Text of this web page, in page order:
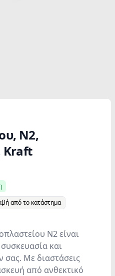
N2,
Kraft
από το κατάστημα
N2 είναι
και
Με διαστάσεις
από ανθεκτικό